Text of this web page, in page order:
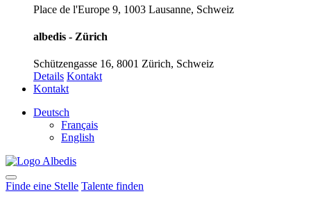
Place de l'Europe 9, 1003 Lausanne, Schweiz
albedis - Zürich
Schützengasse 16, 8001 Zürich, Schweiz
Details Kontakt
Kontakt
Deutsch
Français
English
Finde eine Stelle Talente finden